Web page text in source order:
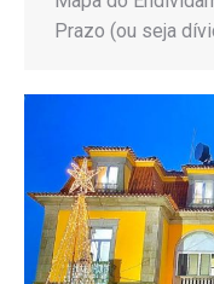
Prazo (ou seja